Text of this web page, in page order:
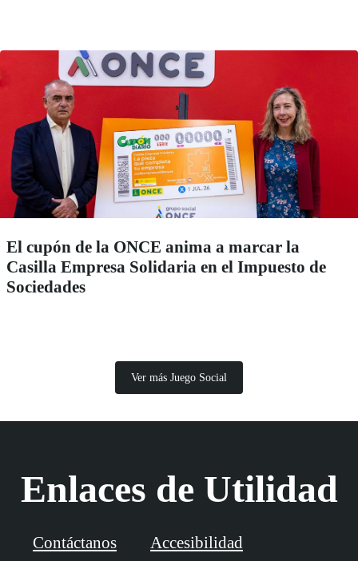
El cupón de la ONCE anima a marcar la
Casilla Empresa Solidaria en el Impuesto de
Sociedades
Ver más Juego Social
Enlaces de Utilidad
Contáctanos Accesibilidad